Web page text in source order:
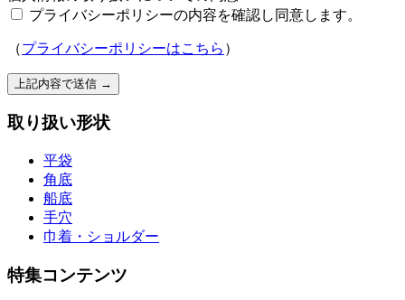
プライバシーポリシーの内容を確認し同意します。
（プライバシーポリシーはこちら ）
上記内容で送信 →
取り扱い形状
平袋
角底
船底
手穴
巾着・ショルダー
特集コンテンツ